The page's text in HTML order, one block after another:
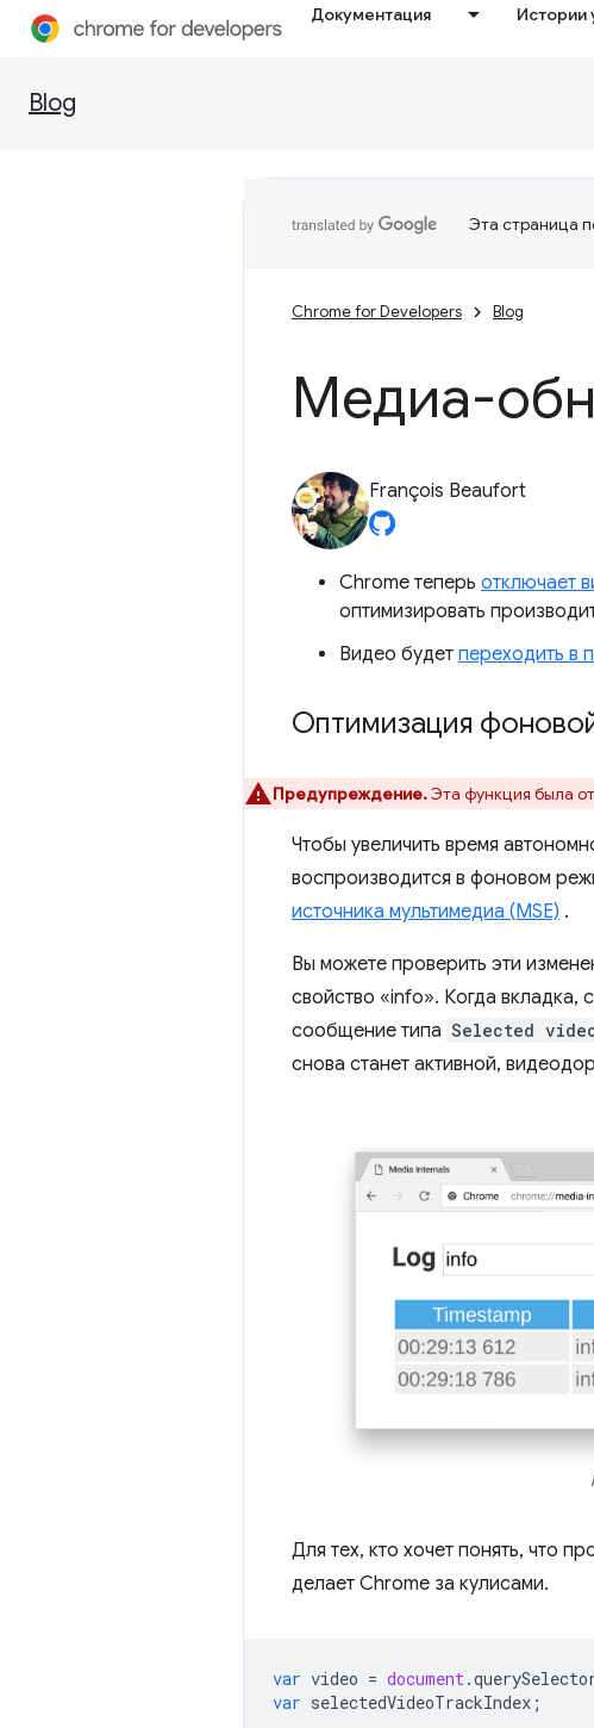
Документация Истории
Blog
Эта страница
Chrome for Developers Blog
Медиа-
François Beaufort
Chrome теперь отключает
оптимизировать
Видео будет переходить в
Оптимизация
Предупреждение.Эта функция была
Чтобы увеличить время
воспроизводится в фоновом
источника мультимедиа (MSE) .
Вы можете проверить эти
свойство «info». Когда вкладка,
сообщение типа Selected
снова станет активной,
Для тех, кто хочет понять, что
делает Chrome за кулисами.
var video = document.
var selectedVideoTrackIndex ;